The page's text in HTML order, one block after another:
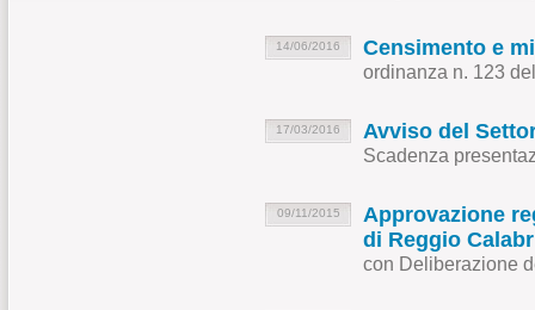
14/06/2016 Censimento e
ordinanza n. 123
17/03/2016 Avviso del
Scadenza
09/11/2015
Approvazione
di Reggio
con Deliberazione